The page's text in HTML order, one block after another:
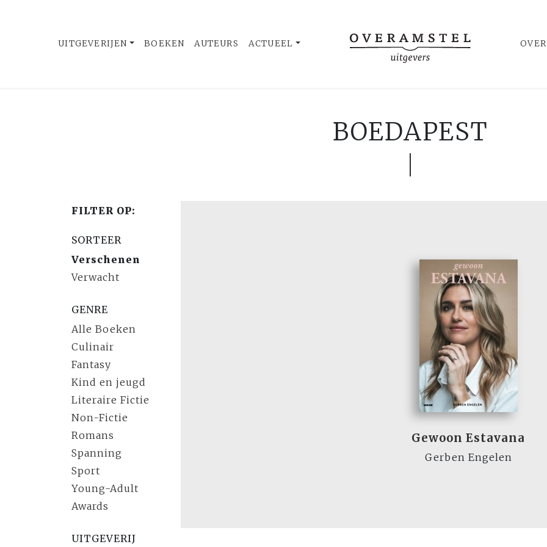
UITGEVERIJEN BOEKEN AUTEURS ACTUEEL
BOEDAPEST
FILTER OP:
SORTEER
Verschenen
Verwacht
GENRE
Alle Boeken
Culinair
Fantasy
Kind en jeugd
Literaire Fictie
Non-Fictie
Romans
Spanning
Sport
Young-Adult
Awards
UITGEVERIJ
Gewoon Estavana
Gerben Engelen